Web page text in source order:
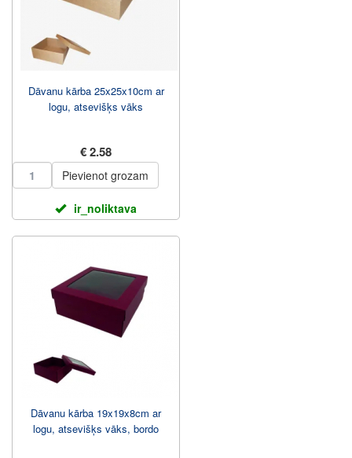
Dāvanu kārba 25x25x10cm ar
logu, atsevišķs vāks
€ 2.58
Pievienot grozam
ir_noliktava
Dāvanu kārba 19x19x8cm ar
logu, atsevišķs vāks, bordo